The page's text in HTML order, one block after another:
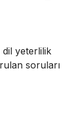
dil yeterlilik
soruları